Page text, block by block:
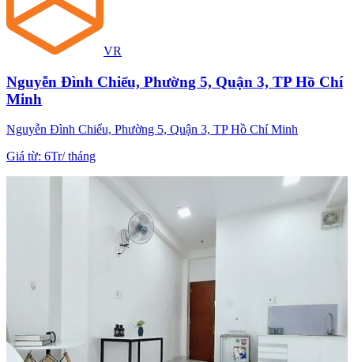
VR
Nguyễn Đình Chiểu, Phường 5, Quận 3, TP Hồ Chí
Minh
Nguyễn Đình Chiểu, Phường 5, Quận 3, TP Hồ Chí Minh
Giá từ: 6Tr/tháng